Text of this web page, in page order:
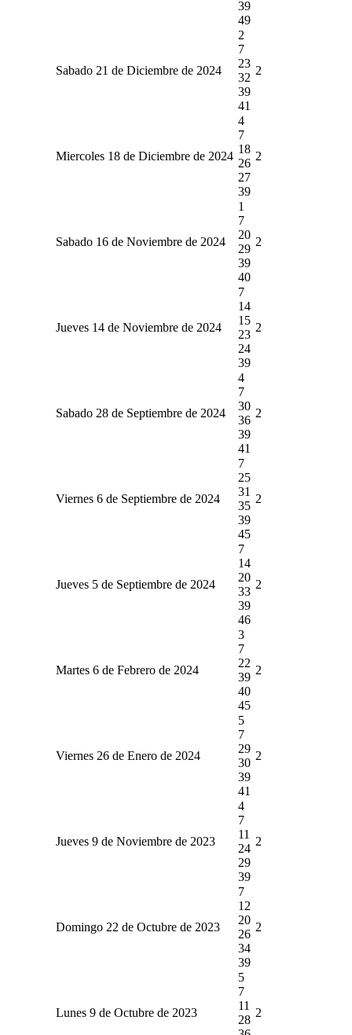
39
49
Sabado 21 de Diciembre de 2024
2
7
23
32
39
41
2
Miercoles 18 de Diciembre de 2024
4
7
18
26
27
39
2
Sabado 16 de Noviembre de 2024
1
7
20
29
39
40
2
Jueves 14 de Noviembre de 2024
7
14
15
23
24
39
2
Sabado 28 de Septiembre de 2024
4
7
30
36
39
41
2
Viernes 6 de Septiembre de 2024
7
25
31
35
39
45
2
Jueves 5 de Septiembre de 2024
7
14
20
33
39
46
2
Martes 6 de Febrero de 2024
3
7
22
39
40
45
2
Viernes 26 de Enero de 2024
5
7
29
30
39
41
2
Jueves 9 de Noviembre de 2023
4
7
11
24
29
39
2
Domingo 22 de Octubre de 2023
7
12
20
26
34
39
2
Lunes 9 de Octubre de 2023
5
7
11
28
2